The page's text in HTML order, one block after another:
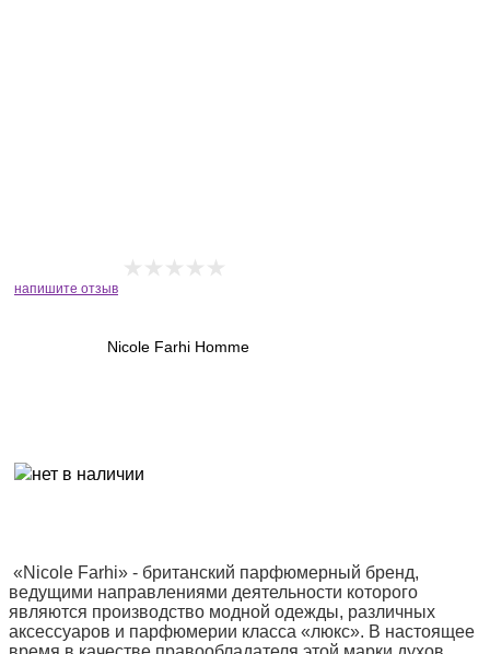
напишите отзыв
Nicole Farhi Homme
«Nicole Farhi» - британский парфюмерный бренд,
ведущими направлениями деятельности которого
являются производство модной одежды, различных
аксессуаров и парфюмерии класса «люкс». В настоящее